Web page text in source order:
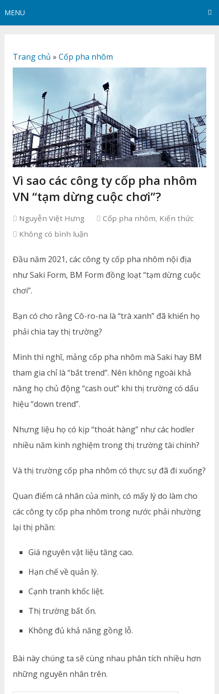
MENU
Trang chủ »Cốp pha nhôm
Vì sao các công ty cốp pha nhôm
VN “tạm dừng cuộc chơi”?
Nguyễn Việt Hưng Cốp pha nhôm, Kiến thức
Không có bình luận
Đầu năm 2021, các công ty cốp pha nhôm nội địa
như Saki Form, BM Form đồng loạt “tạm dừng cuộc
chơi”.
Bạn có cho rằng Cô-ro-na là “trà xanh” đã khiến họ
phải chia tay thị trường?
Mình thì nghĩ, mảng cốp pha nhôm mà Saki hay BM
tham gia chỉ là “bắt trend”. Nên không ngoài khả
năng họ chủ động “cash out” khi thị trường có dấu
hiệu “down trend”.
Nhưng liệu họ có kịp “thoát hàng” như các hodler
nhiều năm kinh nghiệm trong thị trường tài chính?
Và thị trường cốp pha nhôm có thực sự đã đi xuống?
Quan điểm cá nhân của mình, có mấy lý do làm cho
các công ty cốp pha nhôm trong nước phải nhường
lại thị phần:
Giá nguyên vật liệu tăng cao.
Hạn chế về quản lý.
Cạnh tranh khốc liệt.
Thị trường bất ổn.
Không đủ khả năng gồng lỗ.
Bài này chúng ta sẽ cùng nhau phân tích nhiều hơn
những nguyên nhân trên.